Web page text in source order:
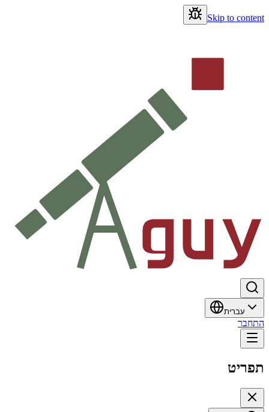
Skip to content
עברית
התחבר
תפריט